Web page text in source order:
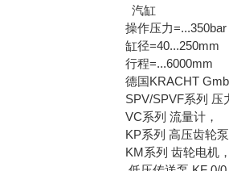
汽缸
操作压力=...350bar
缸径=40...250mm
行程=...6000mm
德国KRACHT
SPV/SPVF系列 压
VC系列 流量计，
KP系列 高压齿轮
KM系列 齿轮电机